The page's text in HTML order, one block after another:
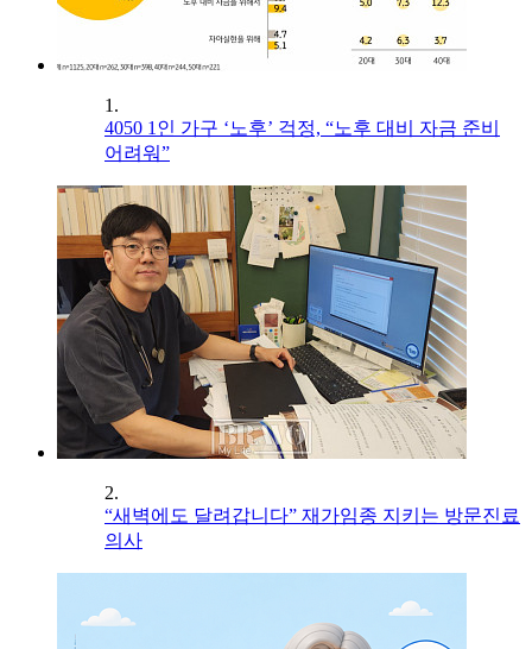
1.
4050 1인 가구 ‘노후’ 걱정, “노후 대비 자금 준비
어려워”
2.
“새벽에도 달려갑니다” 재가임종 지키는 방문진료
의사